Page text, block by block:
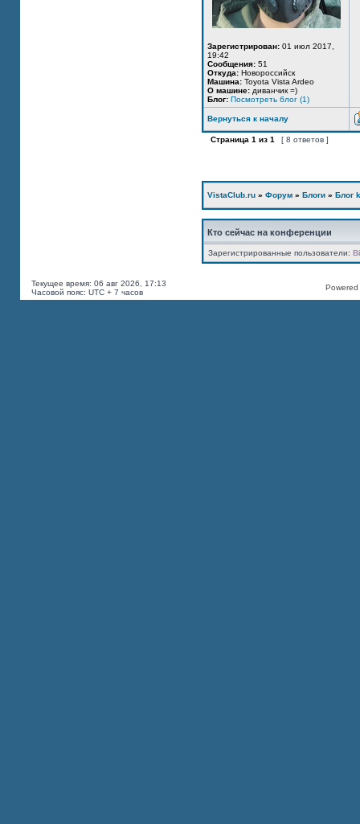
Зарегистрирован: 01 июл 2017,
19:42
Сообщения: 51
Откуда: Новороссийск
Машина: Toyota Vista Ardeo
О машине: диванчик =)
Блог: Посмотреть блог (1)
Вернуться к началу
Страница 1 из 1 [ 8 ответов ]
VistaClub.ru » Форум » Блоги » Блог
Кто сейчас на конференции
Зарегистрированные пользователи:
Текущее время: 06 авг 2026, 17:13
Часовой пояс: UTC + 7 часов